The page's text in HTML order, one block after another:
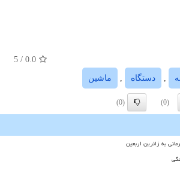
0.0
/ 5
دستگاه ماشین
(0)
(0)